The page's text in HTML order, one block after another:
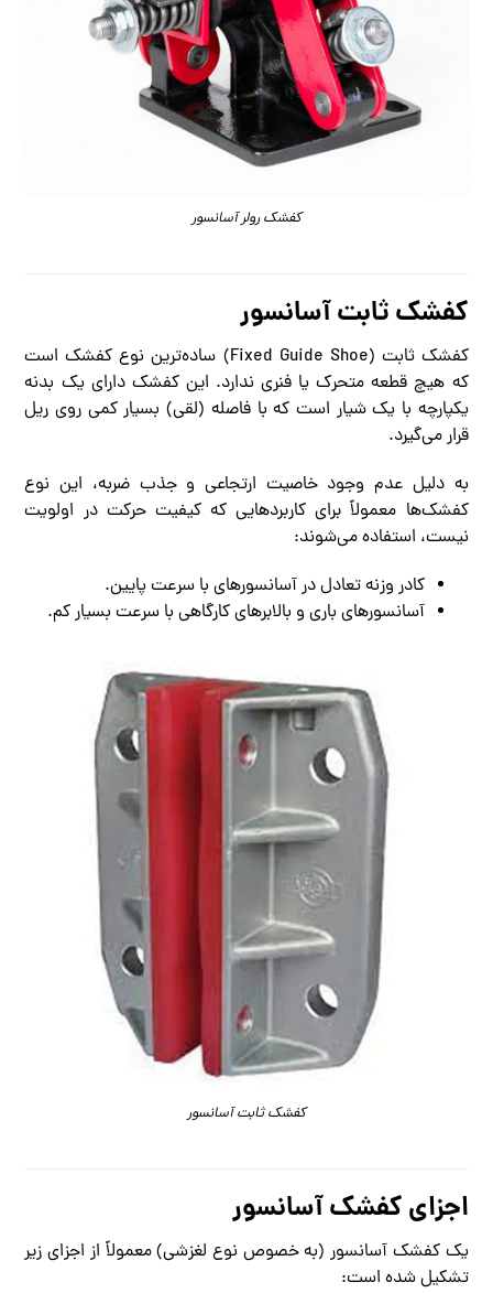
کفشک رولر آسانسور
کفشک ثابت آسانسور
کفشک ثابت (Fixed Guide Shoe) ساده‌ترین نوع کفشک است
که هیچ قطعه متحرک یا فنری ندارد. این کفشک دارای یک بدنه
یکپارچه با یک شیار است که با فاصله (لقی) بسیار کمی روی ریل
قرار می‌گیرد.
به دلیل عدم وجود خاصیت ارتجاعی و جذب ضربه، این نوع
کفشک‌ها معمولاً برای کاربردهایی که کیفیت حرکت در اولویت
نیست، استفاده می‌شوند:
کادر وزنه تعادل در آسانسورهای با سرعت پایین.
آسانسورهای باری و بالابرهای کارگاهی با سرعت بسیار کم.
کفشک ثابت آسانسور
اجزای کفشک آسانسور
یک کفشک آسانسور (به خصوص نوع لغزشی) معمولاً از اجزای زیر
تشکیل شده است: